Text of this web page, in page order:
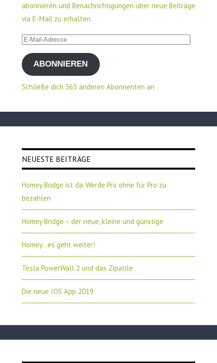
abonnieren und Benachrichtigungen über neue Beiträge
via E-Mail zu erhalten.
E-
Mail-
AdresseABONNIEREN
Schließe dich 363 anderen Abonnenten an
NEUESTE BEITRÄGE
Homey Bridge ist da. Werde Pro ohne für Pro zu
bezahlen
Homey Bridge – der neue, kleine und günstige
Homey…es geht weiter!
Tesla PowerWall 2 und das Zipatile
Die neue IOS App 2019